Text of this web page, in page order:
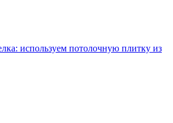
используем потолочную плитку из